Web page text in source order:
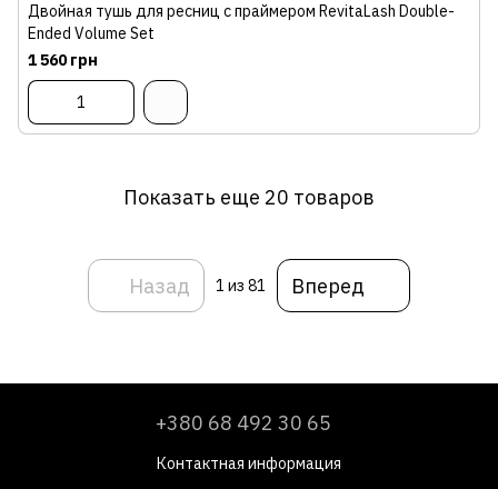
Двойная тушь для ресниц с праймером RevitaLash Double-
Ended Volume Set
1 560 грн
Показать еще 20 товаров
Назад 1 из 81 Вперед
+380 68 492 30 65
Контактная информация